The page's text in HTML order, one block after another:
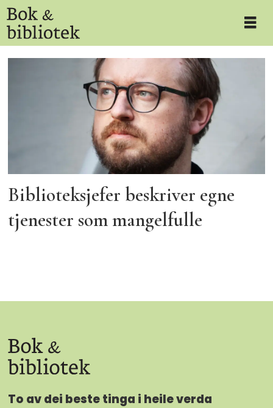
Tag:
innlandet
fylkesbibliotek
Biblioteksjefer beskriver egne
tjenester som mangelfulle
To av dei beste tinga i heile verda